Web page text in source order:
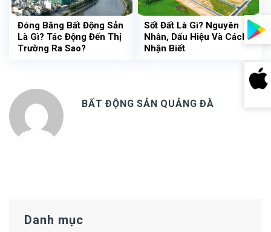
Đóng Băng Bất Động Sản
Là Gì? Tác Động Đến Thị
Trường Ra Sao?
Sốt Đất Là Gì? Nguyên
Nhân, Dấu Hiệu Và Cách
Nhận Biết
BẤT ĐỘNG SẢN QUẢNG ĐÀ
Danh mục